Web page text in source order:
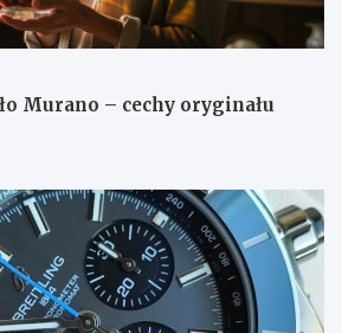
Murano – cechy oryginału